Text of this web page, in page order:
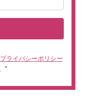
プライバシーポリシー
"